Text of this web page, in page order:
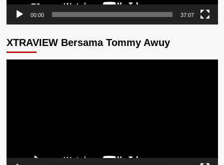
00:00 37:07
XTRAVIEW Bersama Tommy Awuy